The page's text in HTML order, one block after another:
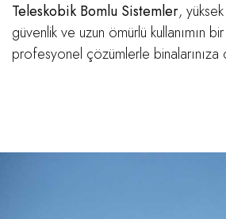
Teleskobik Bomlu Sistemler,
güvenlik ve uzun ömürlü kullanımın
profesyonel çözümlerle binalarınıza